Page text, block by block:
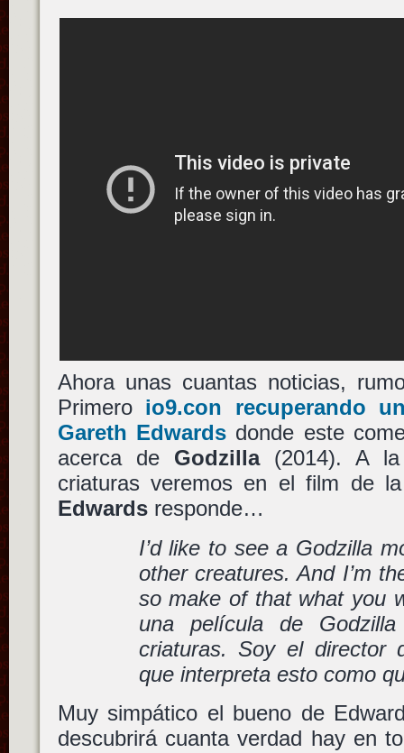
Ahora unas cuantas noticias,
Primero io9.con recuperando
Gareth Edwardsdonde este
acerca de Godzilla(2014). A la
criaturas veremos en el film de
Edwardsresponde…
I’d like to see a Godzilla
other creatures. And I’m
so make of that what you
una película de
criaturas. Soy el director
que interpreta esto como
Muy simpático el bueno de
descubrirá cuanta verdad hay en